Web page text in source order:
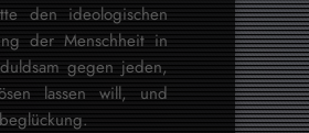
den ideologischen
der Menschheit in
gegen jeden,
lassen will, und